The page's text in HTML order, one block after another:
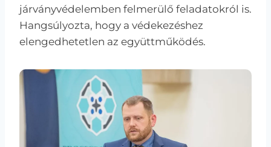
járványvédelemben felmerülő feladatokról is.
Hangsúlyozta, hogy a védekezéshez
elengedhetetlen az együttműködés.